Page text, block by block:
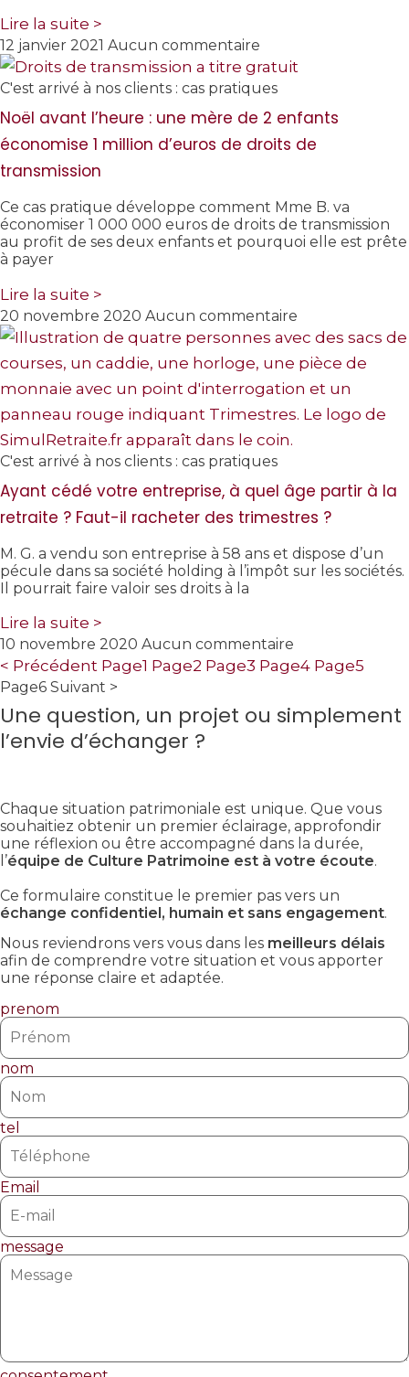
Lire la suite >
12 janvier 2021 Aucun commentaire
C'est arrivé à nos clients : cas pratiques
Noël avant l’heure : une mère de 2 enfants
économise 1 million d’euros de droits de
transmission
Ce cas pratique développe comment Mme B. va
économiser 1 000 000 euros de droits de transmission
au profit de ses deux enfants et pourquoi elle est prête
à payer
Lire la suite >
20 novembre 2020 Aucun commentaire
C'est arrivé à nos clients : cas pratiques
Ayant cédé votre entreprise, à quel âge partir à la
retraite ? Faut-il racheter des trimestres ?
M. G. a vendu son entreprise à 58 ans et dispose d’un
pécule dans sa société holding à l’impôt sur les sociétés.
Il pourrait faire valoir ses droits à la
Lire la suite >
10 novembre 2020 Aucun commentaire
< Précédent Page1 Page2 Page3 Page4 Page5
Page6 Suivant >
Une question, un projet ou simplement
l’envie d’échanger ?
Chaque situation patrimoniale est unique. Que vous
souhaitiez obtenir un premier éclairage, approfondir
une réflexion ou être accompagné dans la durée,
l’équipe de Culture Patrimoine est à votre écoute.
Ce formulaire constitue le premier pas vers un
échange confidentiel, humain et sans engagement.
Nous reviendrons vers vous dans les meilleurs délais
afin de comprendre votre situation et vous apporter
une réponse claire et adaptée.
prenom
nom
tel
Email
message